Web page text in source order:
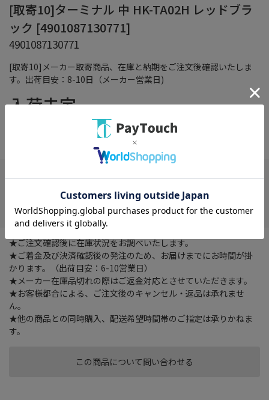
[取寄10]メーカー取寄商品、在庫と納期をご注文後確認いたしま
す。出荷目安：8-10日（メーカー営業日)
[取寄10]ターミナル 中 HK-TA02H レッドブラ
ック [4901087130771]
4901087130771
入荷未定（税込）
この商品について問い合わせる
在庫がありません
★ご注文確認後に在庫状況をお調べいたします。
★ご着金及び決済確認後の発注のため、お届けまでにお時間が掛
かります。（出荷目安：6-10営業日）
★メーカー在庫品切れの際はご返金対応とさせていただきます。
★お客様都合による、ご注文後のキャンセル・返品は承れませ
ん。
★他の商品との同時購入、配送希望時間帯のご指定は承りかねま
す。